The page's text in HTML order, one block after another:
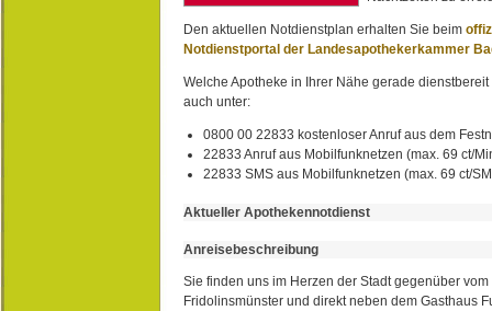
Den aktuellen Notdienstplan erhalten Sie beim
Notdienstportal der Landesapothekerkammer
Welche Apotheke in Ihrer Nähe gerade
auch unter:
0800 00 22833 kostenloser Anruf aus dem
22833 Anruf aus Mobilfunknetzen (max. 69 ct/
22833 SMS aus Mobilfunknetzen (max. 69 ct/
Aktueller Apothekennotdienst
Anreisebeschreibung
Sie finden uns im Herzen der Stadt gegenüber
Fridolinsmünster und direkt neben dem Gasthaus